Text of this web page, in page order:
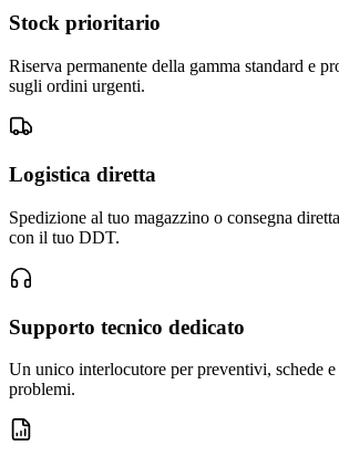
Stock prioritario
Riserva permanente della gamma standard e
sugli ordini urgenti.
Logistica diretta
Spedizione al tuo magazzino o consegna
con il tuo DDT.
Supporto tecnico dedicato
Un unico interlocutore per preventivi, schede
problemi.